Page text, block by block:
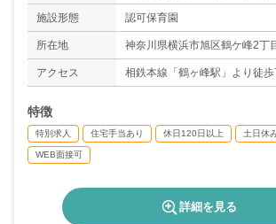
が、振替休暇の取得が可能で
◇年末年始
◇有給休暇
◇産前産後休暇
◇育児休暇
施設形態 認可保育園
所在地 神奈川県横浜市旭区鶴ケ峰2丁
アクセス 相鉄本線「鶴ヶ峰駅」より徒
特徴
特別求人 住宅手当あり 休日120日以上 土日休
WEB面接可
詳細を見る